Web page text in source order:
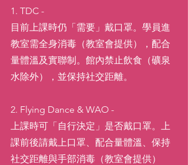
1. TDC -
目前上課時仍「需要」戴口罩。學員進
教室需全身消毒（教室會提供），配合
量體溫及實聯制。館內禁止飲食（礦泉
水除外），並保持社交距離。
2. Flying Dance & WAO -
上課時可「自行決定」是否戴口罩。上
課前後請戴上口罩、配合量體溫、保持
社交距離與手部消毒（教室會提供）